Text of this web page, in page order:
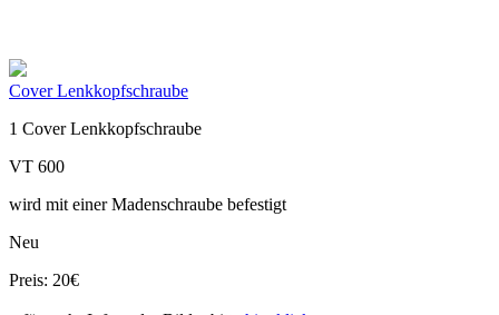
Cover Lenkkopfschraube
1 Cover Lenkkopfschraube
VT 600
wird mit einer Madenschraube befestigt
Neu
Preis: 20€